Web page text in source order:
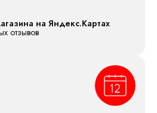
на Яндекс.Картах
отзывов